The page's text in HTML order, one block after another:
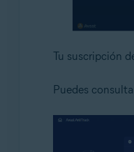
Tu suscripción
Puedes